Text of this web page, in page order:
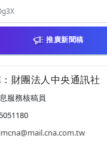
推廣新聞稿
財團法人中央通訊社
服務核稿員